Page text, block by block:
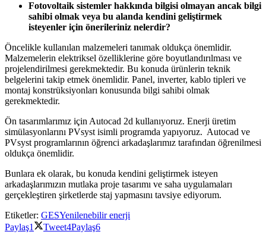
Fotovoltaik sistemler hakkında bilgisi olmayan ancak bilgi
sahibi olmak veya bu alanda kendini geliştirmek
isteyenler için önerileriniz nelerdir?
Öncelikle kullanılan malzemeleri tanımak oldukça önemlidir.
Malzemelerin elektriksel özelliklerine göre boyutlandırılması ve
projelendirilmesi gerekmektedir. Bu konuda ürünlerin teknik
belgelerini takip etmek önemlidir. Panel, inverter, kablo tipleri ve
montaj konstrüksiyonları konusunda bilgi sahibi olmak
gerekmektedir.
Ön tasarımlarımız için Autocad 2d kullanıyoruz. Enerji üretim
simülasyonlarını PVsyst isimli programda yapıyoruz. Autocad ve
PVsyst programlarının öğrenci arkadaşlarımız tarafından öğrenilmesi
oldukça önemlidir.
Bunlara ek olarak, bu konuda kendini geliştirmek isteyen
arkadaşlarımızın mutlaka proje tasarımı ve saha uygulamaları
gerçekleştiren şirketlerde staj yapmasını tavsiye ediyorum.
Etiketler: GESYenilenebilir enerji
Paylaş1 Tweet4Paylaş6